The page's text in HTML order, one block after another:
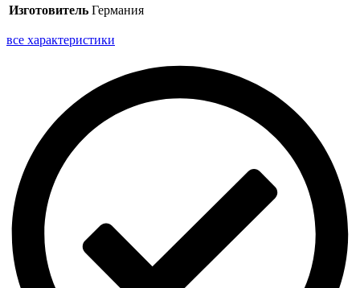
Изготовитель Германия
все характеристики